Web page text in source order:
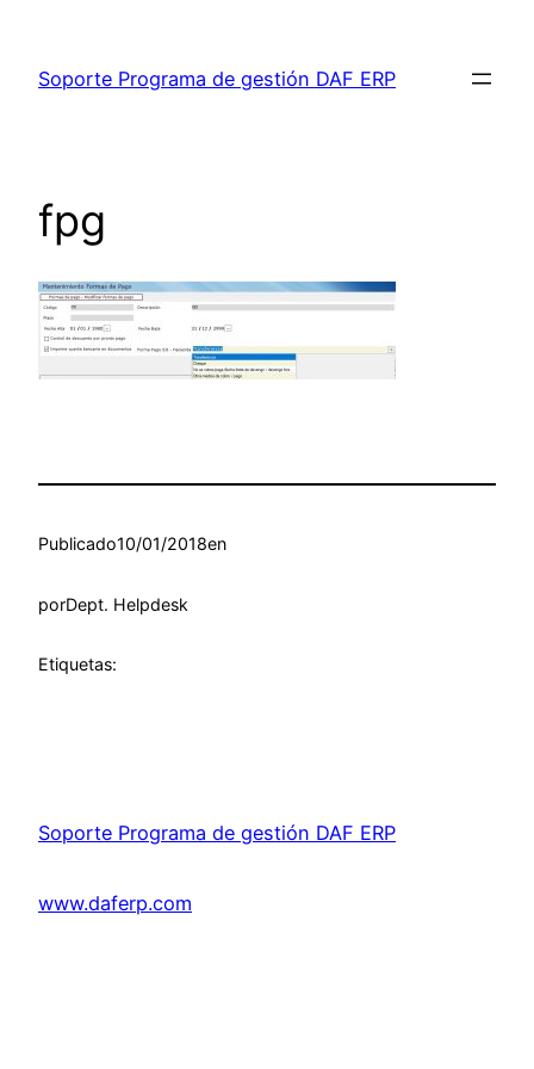
contenido
Soporte Programa de gestión DAF ERP
fpg
Publicado10/01/2018en
porDept. Helpdesk
Etiquetas:
Soporte Programa de gestión DAF ERP
www.daferp.com